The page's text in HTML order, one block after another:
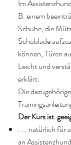
Im
B. einem
Schuhe, die
Schublade
können, Türen
Leicht und
erklärt.
Die
Der Kurs ist
. . . natürlich für
an